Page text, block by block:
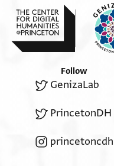
Follow
GenizaLab
PrincetonDH
princetoncdh